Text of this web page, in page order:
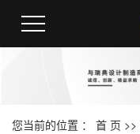
您当前的位置 ： 首 页 >>